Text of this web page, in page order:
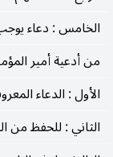
الخامس : دعاء
من أدعية أمير
الأول : الدعاء
الثاني : للحفظ من
لمن شغله عن
يضر بالصلاة حال
ومما أورده